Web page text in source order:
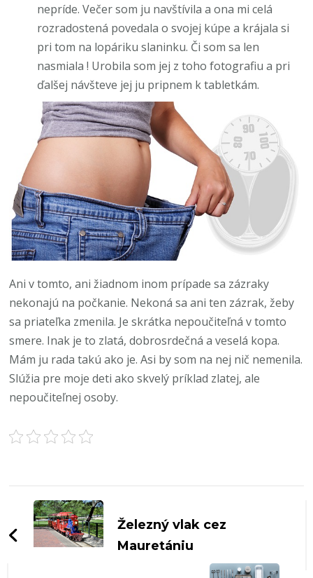
nepríde. Večer som ju navštívila a ona mi celá
rozradostená povedala o svojej kúpe a krájala si
pri tom na lopáriku slaninku. Či som sa len
nasmiala ! Urobila som jej z toho fotografiu a pri
ďalšej návšteve jej ju pripnem k tabletkám.
Ani v tomto, ani žiadnom inom prípade sa zázraky
nekonajú na počkanie. Nekoná sa ani ten zázrak, žeby
sa priateľka zmenila. Je skrátka nepoučiteľná v tomto
smere. Inak je to zlatá, dobrosrdečná a veselá kopa.
Mám ju rada takú ako je. Asi by som na nej nič nemenila.
Slúžia pre moje deti ako skvelý príklad zlatej, ale
nepoučiteľnej osoby.
Navigace
příspěvkuŽelezný vlak cez
Mauretániu